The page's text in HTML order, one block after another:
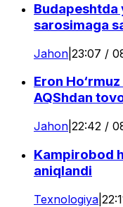
Budapeshtda
sarosimaga
Jahon 23:07 /
Eron
AQShdan
Jahon 22:42 /
Kampirobod
aniqlandi
Texnologiya